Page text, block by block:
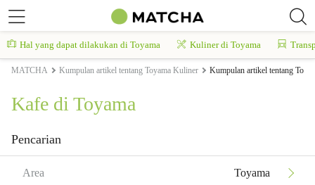
Hal yang dapat dilakukan di Toyama Kuliner di Toyama
MATCHA Kumpulan artikel tentang Toyama Kuliner Kumpulan artikel tentang
Kafe di Toyama
Pencarian
Area Toyama